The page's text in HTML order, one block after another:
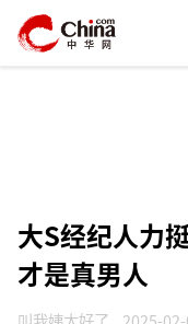
大S经纪人力
才是真男人